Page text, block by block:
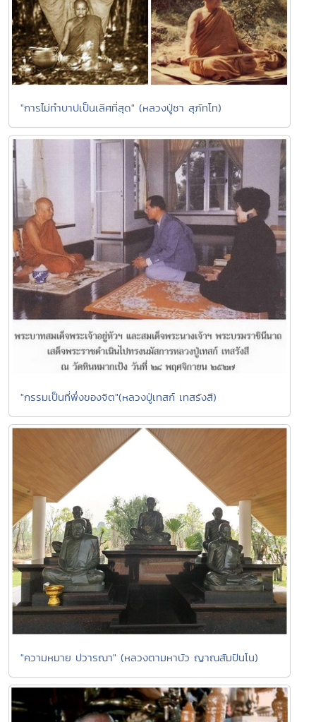
"การไม่ทำบาปเป็นเลิศที่สุด" (หลวงปู่ชา สุภัทโท)
"กรรมเป็นที่พึ่งของจิต"(หลวงปู่เทสก์ เทสรังสี)
"ความหมาย ปวารณา" (หลวงตามหาบัว ญาณสัมปันโน)